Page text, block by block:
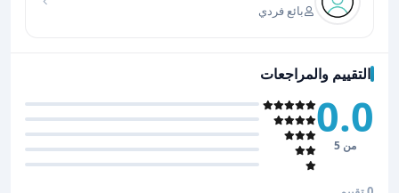
بائع فردي
التقييم والمراجعات
0.0
من 5